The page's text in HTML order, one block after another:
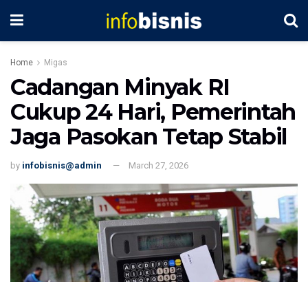
Home Migas
Cadangan Minyak RI
Cukup 24 Hari, Pemerintah
Jaga Pasokan Tetap Stabil
by infobisnis@admin March 27, 2026